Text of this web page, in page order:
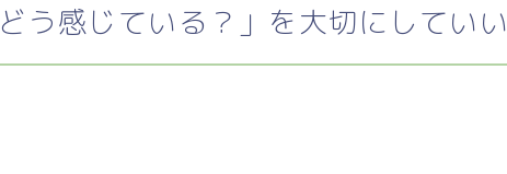
う感じている？」を大切にしていい